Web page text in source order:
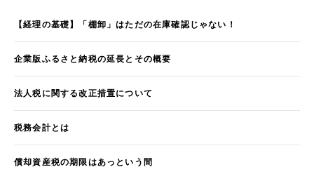
【経理の基礎】「棚卸」はただの在庫確認じゃない！
企業版ふるさと納税の延長とその概要
法人税に関する改正措置について
税務会計とは
償却資産税の期限はあっという間